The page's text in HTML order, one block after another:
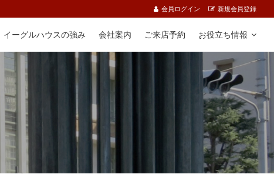
会員ログイン 新規会員登録
イーグルハウスの強み 会社案内 ご来店予約 お役立ち情報